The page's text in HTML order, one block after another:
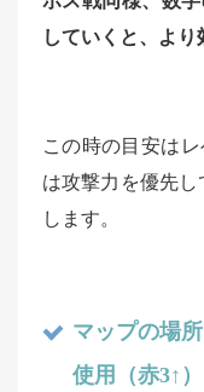
していくと、より
この時の目安は
は攻撃力を優先
します。
マップの場
使用（赤3↑